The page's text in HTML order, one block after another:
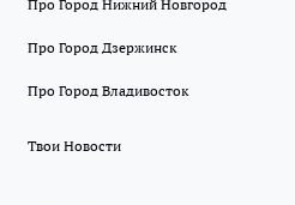
Про Город Нижний Новгород
Про Город Дзержинск
Про Город Владивосток
Твои Новости